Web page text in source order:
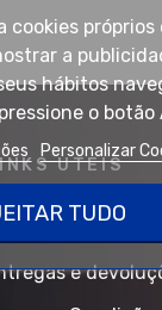
UTEIS
e
cookies
a
hábitos
o botão
Personalizar
TUDO